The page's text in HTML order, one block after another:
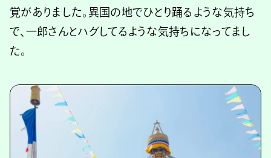
覚がありました。異国の地でひとり踊るような気持ち
で、一郎さんとハグしてるような気持ちになってまし
た。